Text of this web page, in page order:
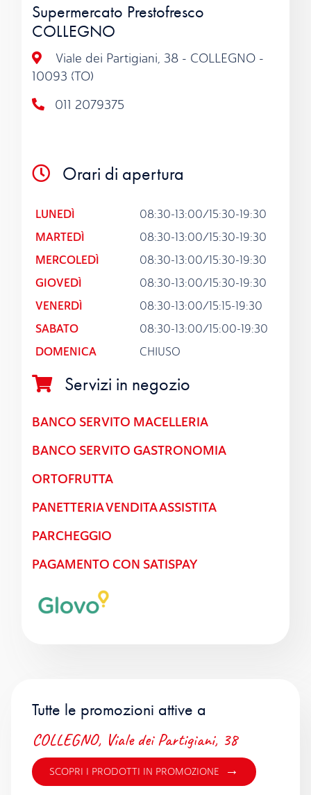
Supermercato Prestofresco
COLLEGNO
Viale dei Partigiani, 38 - COLLEGNO -
10093 (TO)
011 2079375
Orari di apertura
LUNEDÌ 08:30-13:00/15:30-19:30
MARTEDÌ 08:30-13:00/15:30-19:30
MERCOLEDÌ 08:30-13:00/15:30-19:30
GIOVEDÌ 08:30-13:00/15:30-19:30
VENERDÌ 08:30-13:00/15:15-19:30
SABATO 08:30-13:00/15:00-19:30
DOMENICA CHIUSO
Servizi in negozio
BANCO SERVITO MACELLERIA
BANCO SERVITO GASTRONOMIA
ORTOFRUTTA
PANETTERIA VENDITA ASSISTITA
PARCHEGGIO
PAGAMENTO CON SATISPAY
Tutte le promozioni attive a
COLLEGNO, Viale dei Partigiani, 38
SCOPRI I PRODOTTI IN PROMOZIONE →